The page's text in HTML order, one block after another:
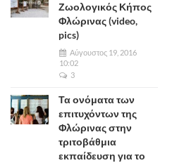
Ζωολογικός Κήπος
Φλώρινας (video,
pics)
Αύγουστος 19, 2016
10:02
3
Τα ονόματα των
επιτυχόντων της
Φλώρινας στην
τριτοβάθμια
εκπαίδευση για το